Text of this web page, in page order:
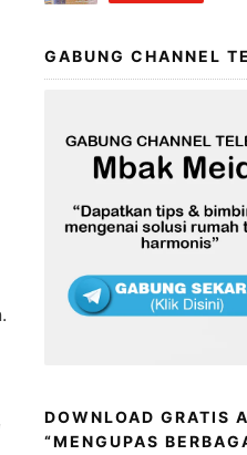
GABUNG CHANNEL
DOWNLOAD GRATIS
“MENGUPAS